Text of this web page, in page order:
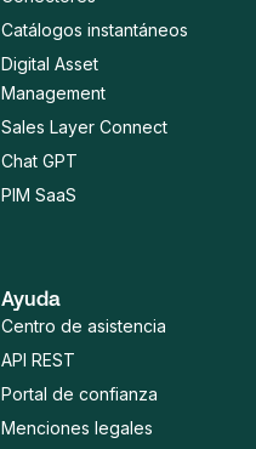
Catálogos instantáneos
Digital Asset
Management
Sales Layer Connect
Chat GPT
PIM SaaS
Ayuda
Centro de asistencia
API REST
Portal de confianza
Menciones legales